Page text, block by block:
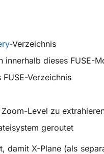
-Verzeichnis
innerhalb dieses FUSE-
Verzeichnis
Level zu
geroutet
damit X-Plane (als